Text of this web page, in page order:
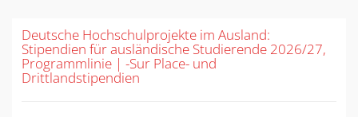
Deutsche Hochschulprojekte im Ausland:
Stipendien für ausländische Studierende 2026/27,
Programmlinie | -Sur Place- und
Drittlandstipendien